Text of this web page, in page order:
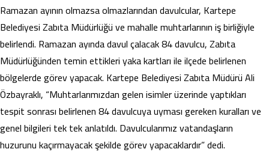
Ramazan ayının olmazsa olmazlarından davulcular, Kartepe
Belediyesi Zabıta Müdürlüğü ve mahalle muhtarlarının iş birliğiyle
belirlendi. Ramazan ayında davul çalacak 84 davulcu, Zabıta
Müdürlüğünden temin ettikleri yaka kartları ile ilçede belirlenen
bölgelerde görev yapacak. Kartepe Belediyesi Zabıta Müdürü Ali
Özbayraklı, “Muhtarlarımızdan gelen isimler üzerinde yaptıkları
tespit sonrası belirlenen 84 davulcuya uyması gereken kuralları ve
genel bilgileri tek tek anlatıldı. Davulcularımız vatandaşların
huzurunu kaçırmayacak şekilde görev yapacaklardır” dedi.